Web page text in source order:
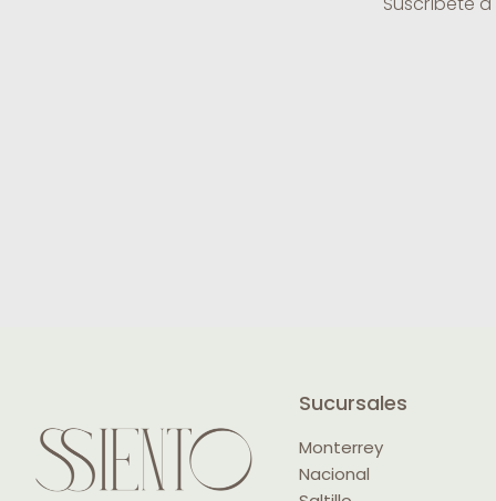
Sucursales
Monterrey
Nacional